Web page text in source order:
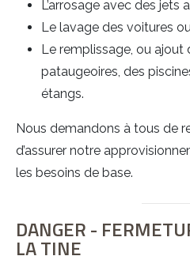
L’arrosage avec des jets
Le lavage des voitures
Le remplissage, ou ajout
pataugeoires, des
étangs.
Nous demandons à tous de
d’assurer notre
les besoins de base.
DANGER -
LA TINE